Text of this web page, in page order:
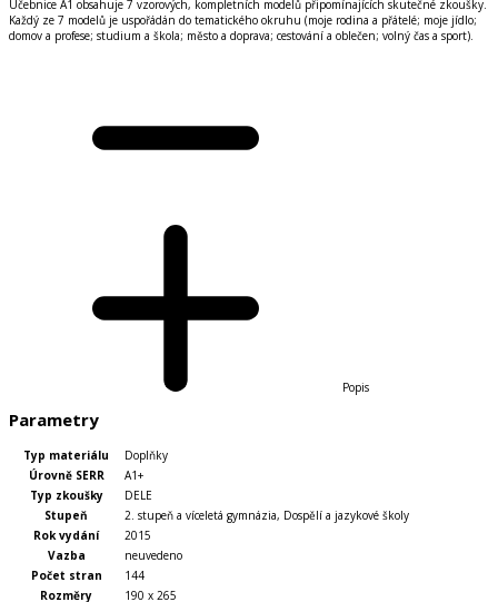
Učebnice A1 obsahuje 7 vzorových, kompletních modelů připomínajících skutečné zkoušky.
Každý ze 7 modelů je uspořádán do tematického okruhu (moje rodina a přátelé; moje jídlo;
domov a profese; studium a škola; město a doprava; cestování a oblečen; volný čas a sport).
Popis
Parametry
Typ materiálu
Doplňky
Úrovně SERR
A1+
Typ zkoušky
DELE
Stupeň
2. stupeň a víceletá gymnázia, Dospělí a jazykové školy
Rok vydání
2015
Vazba
neuvedeno
Počet stran
144
Rozměry
190 x 265